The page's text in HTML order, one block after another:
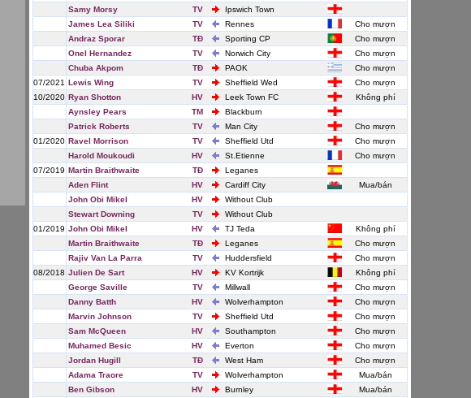
Samy Morsy
TV
Ipswich Town
James Lea Siliki
TV Rennes
Cho mượn
Andraz Sporar
TĐ Sporting CP
Cho mượn
Onel Hernandez
TV Norwich City
Cho mượn
Chuba Akpom
TĐ PAOK
Cho mượn
07/2021 Lewis Wing TV Sheffield Wed
Cho mượn
10/2020 Ryan Shotton HV Leek Town FC
Không phí
Aynsley Pears
TM
Blackburn
Patrick Roberts
TV Man City
Cho mượn
01/2020 Ravel Morrison TV Sheffield Utd
Cho mượn
Harold Moukoudi
HV St.Etienne
Cho mượn
07/2019 Martin Braithwaite TĐ
Leganes
Aden Flint
HV Cardiff City
Mua/bán
John Obi Mikel
HV
Without Club
Stewart Downing
TV
Without Club
01/2019 John Obi Mikel HV TJ Teda
Không phí
Martin Braithwaite
TĐ Leganes
Cho mượn
Rajiv Van La Parra
TV Huddersfield
Cho mượn
08/2018 Julien De Sart HV KV Kortrijk
Không phí
George Saville
TV Millwall
Cho mượn
Danny Batth
HV Wolverhampton
Cho mượn
Marvin Johnson
TV Sheffield Utd
Cho mượn
Sam McQueen
HV Southampton
Cho mượn
Muhamed Besic
HV Everton
Cho mượn
Jordan Hugill
TĐ West Ham
Cho mượn
Adama Traore
TV Wolverhampton
Mua/bán
Ben Gibson
HV Burnley
Mua/bán